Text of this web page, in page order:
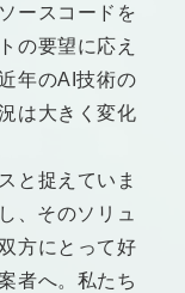
ースコードを
の要望に応え
年のAI技術の
は大きく変化
と捉えていま
、そのソリュ
方にとって好
者へ。私たち